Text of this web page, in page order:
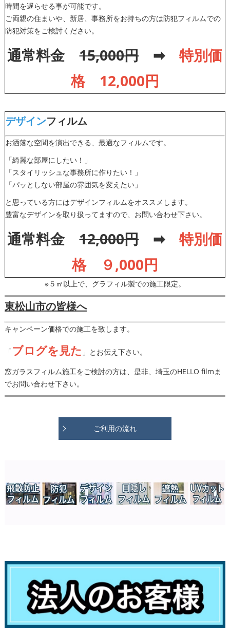
時間を遅らせる事が可能です。
ご両親の住まいや、新居、事務所をお持ちの方は防犯フィルムでの
防犯対策をご検討ください。
通常料金15,000円➡
特別価
格 12,000円
デザインフィルム
お洒落な空間を演出できる、最適なフィルムです。
「綺麗な部屋にしたい！」
「スタイリッシュな事務所に作りたい！」
「パッとしない部屋の雰囲気を変えたい」
と思っている方にはデザインフィルムをオススメします。
豊富なデザインを取り扱ってますので、お問い合わせ下さい。
通常料金12,000円➡
特別価
格 ９,000円
※５㎡以上で、グラフィル製での施工限定。
東松山市の皆様へ
キャンペーン価格での施工を致します。
「ブログを見た 」とお伝え下さい。
窓ガラスフィルム施工をご検討の方は、是非、埼玉のHELLO filmま
でお問い合わせ下さい。
ご利用の流れ